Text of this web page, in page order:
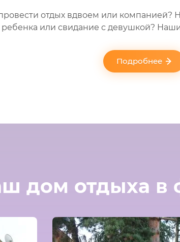
отдых вдвоем или компанией?
ребенка или свидание с девушкой?
Подробнее
дом отдыха в